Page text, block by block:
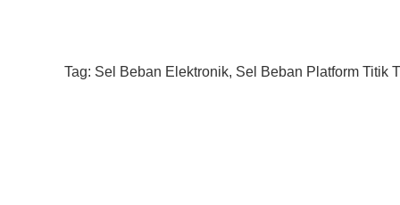
Tag: Sel Beban Elektronik, Sel Beban Platform Titik